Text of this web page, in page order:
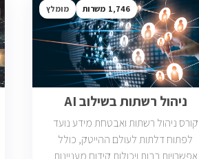
1,746 מומלץ
ניהול רשתות בשילוב AI
קורס ניהול רשתות ואבטחת מידע נועד
לפתוח דלתות לעולם ההייטק, כולל
אפשרויות רבות ויכולות קידום מעניינות